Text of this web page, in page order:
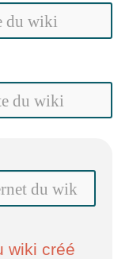
wiki créé